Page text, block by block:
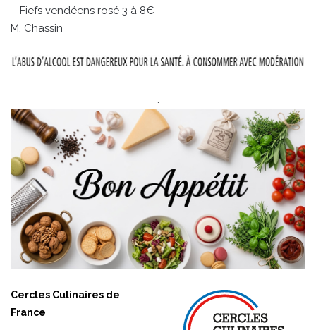
– Fiefs vendéens rosé 3 à 8€
M. Chassin
.
Cercles Culinaires de
France